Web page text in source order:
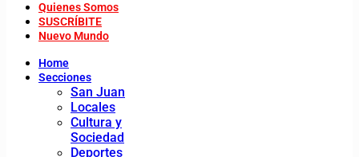
Quienes Somos
SUSCRÍBITE
Nuevo Mundo
Home
Secciones
San Juan
Locales
Cultura y
Sociedad
Deportes